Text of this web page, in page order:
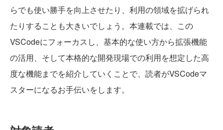
らでも使い勝手を向上させたり、利用の領域を拡げられ
たりすることも大きいでしょう。本連載では、この
VSCodeにフォーカスし、基本的な使い方から拡張機能
の活用、そして本格的な開発現場での利用を想定した高
度な機能までを紹介していくことで、読者がVSCodeマ
スターになるお手伝いをします。